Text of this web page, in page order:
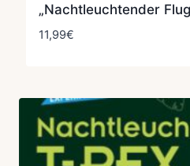
„Nachtleuchtender
11,99€